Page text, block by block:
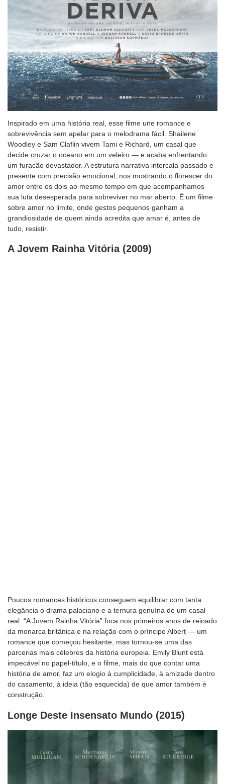
Inspirado em uma história real, esse filme une romance e
sobrevivência sem apelar para o melodrama fácil. Shailene
Woodley e Sam Claflin vivem Tami e Richard, um casal que
decide cruzar o oceano em um veleiro — e acaba enfrentando
um furacão devastador. A estrutura narrativa intercala passado e
presente com precisão emocional, nos mostrando o florescer do
amor entre os dois ao mesmo tempo em que acompanhamos
sua luta desesperada para sobreviver no mar aberto. É um filme
sobre amor no limite, onde gestos pequenos ganham a
grandiosidade de quem ainda acredita que amar é, antes de
tudo, resistir.
A Jovem Rainha Vitória (2009)
Poucos romances históricos conseguem equilibrar com tanta
elegância o drama palaciano e a ternura genuína de um casal
real. “A Jovem Rainha Vitória” foca nos primeiros anos de reinado
da monarca britânica e na relação com o príncipe Albert — um
romance que começou hesitante, mas tornou-se uma das
parcerias mais célebres da história europeia. Emily Blunt está
impecável no papel-título, e o filme, mais do que contar uma
história de amor, faz um elogio à cumplicidade, à amizade dentro
do casamento, à ideia (tão esquecida) de que amor também é
construção.
Longe Deste Insensato Mundo (2015)